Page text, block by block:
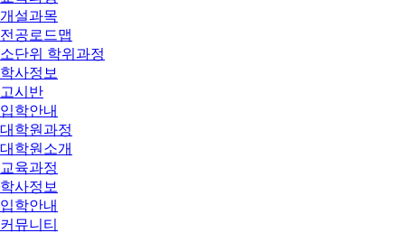
개설과목
전공로드맵
소단위 학위과정
학사정보
고시반
입학안내
대학원과정
대학원소개
교육과정
학사정보
입학안내
커뮤니티